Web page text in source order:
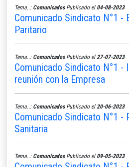
Tema..: ComunicadosPublicado el 04-08-2023
Comunicado Sindicato N°1 -
Paritario
Tema..: ComunicadosPublicado el 27-07-2023
Comunicado Sindicato N°1 -
reunión con la Empresa
Tema..: ComunicadosPublicado el 20-06-2023
Comunicado Sindicato N°1 -
Sanitaria
Tema..: ComunicadosPublicado el 09-05-2023